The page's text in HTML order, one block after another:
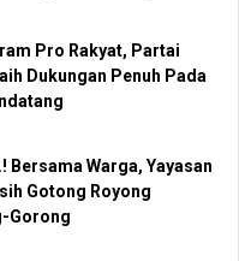
Pro Rakyat, Partai
Dukungan Penuh Pada
Bersama Warga, Yayasan
Gotong Royong
Gorong